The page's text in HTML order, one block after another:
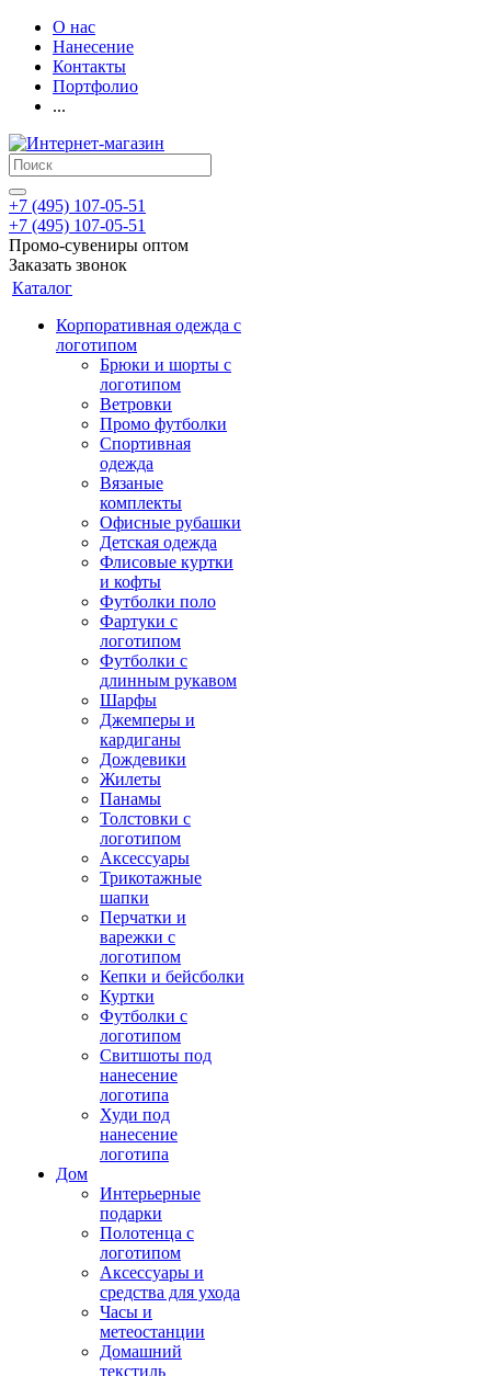
О нас
Нанесение
Контакты
Портфолио
...
+7 (495) 107-05-51
+7 (495) 107-05-51
Промо-сувениры оптом
Заказать звонок
Каталог
Корпоративная одежда с
логотипом
Брюки и шорты с
логотипом
Ветровки
Промо футболки
Спортивная
одежда
Вязаные
комплекты
Офисные рубашки
Детская одежда
Флисовые куртки
и кофты
Футболки поло
Фартуки с
логотипом
Футболки с
длинным рукавом
Шарфы
Джемперы и
кардиганы
Дождевики
Жилеты
Панамы
Толстовки с
логотипом
Аксессуары
Трикотажные
шапки
Перчатки и
варежки с
логотипом
Кепки и бейсболки
Куртки
Футболки с
логотипом
Свитшоты под
нанесение
логотипа
Худи под
нанесение
логотипа
Дом
Интерьерные
подарки
Полотенца с
логотипом
Аксессуары и
средства для ухода
Часы и
метеостанции
Домашний
текстиль